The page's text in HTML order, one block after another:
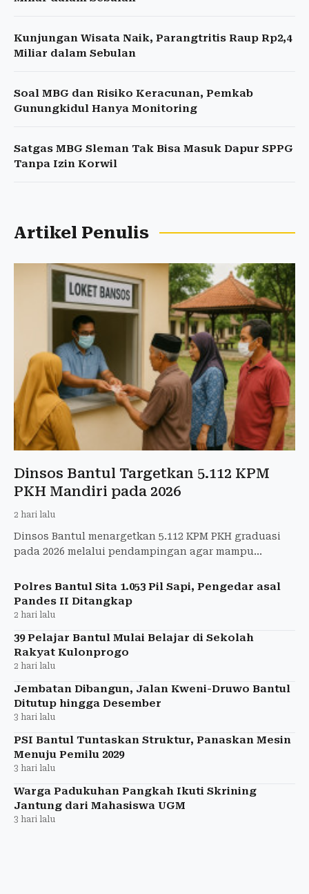
Kunjungan Wisata Naik, Parangtritis Raup Rp2,4
Miliar dalam Sebulan
Soal MBG dan Risiko Keracunan, Pemkab
Gunungkidul Hanya Monitoring
Satgas MBG Sleman Tak Bisa Masuk Dapur SPPG
Tanpa Izin Korwil
Artikel Penulis
Dinsos Bantul Targetkan 5.112 KPM
PKH Mandiri pada 2026
2 hari lalu
Dinsos Bantul menargetkan 5.112 KPM PKH graduasi
pada 2026 melalui pendampingan agar mampu
Polres Bantul Sita 1.053 Pil Sapi, Pengedar asal
Pandes II Ditangkap
2 hari lalu
39 Pelajar Bantul Mulai Belajar di Sekolah
Rakyat Kulonprogo
2 hari lalu
Jembatan Dibangun, Jalan Kweni-Druwo Bantul
Ditutup hingga Desember
3 hari lalu
PSI Bantul Tuntaskan Struktur, Panaskan Mesin
Menuju Pemilu 2029
3 hari lalu
Warga Padukuhan Pangkah Ikuti Skrining
Jantung dari Mahasiswa UGM
3 hari lalu